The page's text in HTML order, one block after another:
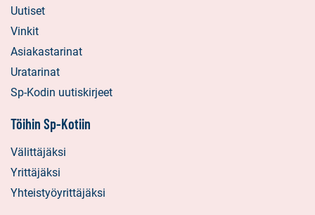
Uutiset
Vinkit
Asiakastarinat
Uratarinat
Sp-Kodin uutiskirjeet
Töihin Sp-Kotiin
Välittäjäksi
Yrittäjäksi
Yhteistyöyrittäjäksi